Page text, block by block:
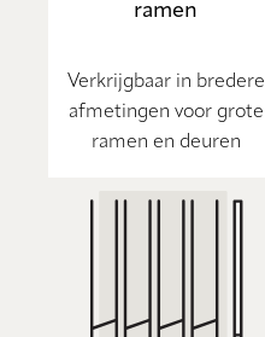
ramen
Verkrijgbaar in bredere
afmetingen voor grote
ramen en deuren